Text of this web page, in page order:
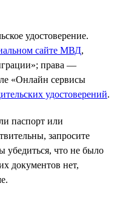
удостоверение.
сайте МВД,
права —
«Онлайн сервисы
удостоверений.
паспорт или
запросите
убедиться, что не было
документов нет,